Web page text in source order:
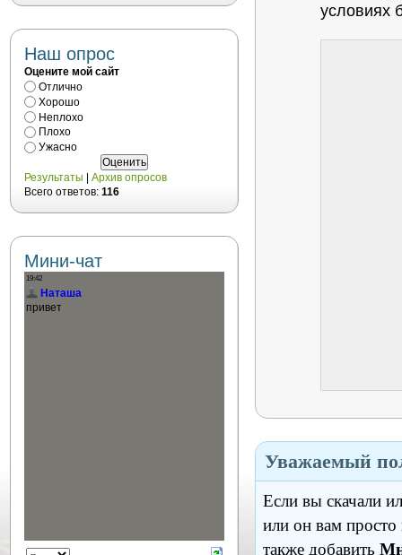
условиях
Уважаемый
Если вы скачали
или он вам просто
также добавить
Наш опрос
Оцените мой сайт
Отлично
Хорошо
Неплохо
Плохо
Ужасно
Результаты
Архив опросов
Всего ответов: 116
Мини-чат